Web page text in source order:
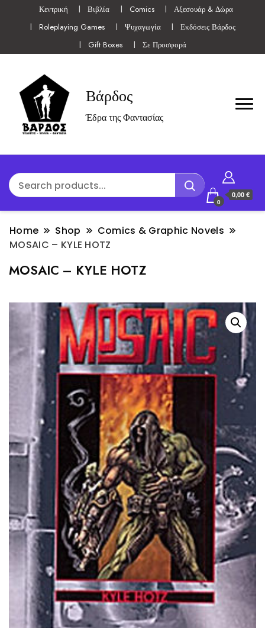
Κεντρική Βιβλία Comics
Αξεσουάρ & Δώρα
Roleplaying Games
Ψυχαγωγία
Εκδόσεις Βάρδος
Gift Boxes
Σε Προσφορά
Βάρδος
Έδρα της Φαντασίας
0
0,00 €
Home Shop
Comics & Graphic Novels
MOSAIC – KYLE HOTZ
MOSAIC – KYLE HOTZ